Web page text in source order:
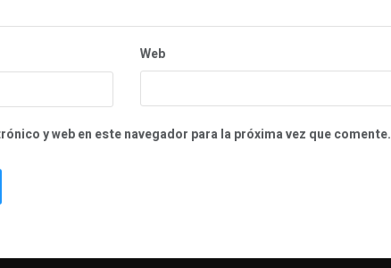
Web
y web en este navegador para la próxima vez que comente.